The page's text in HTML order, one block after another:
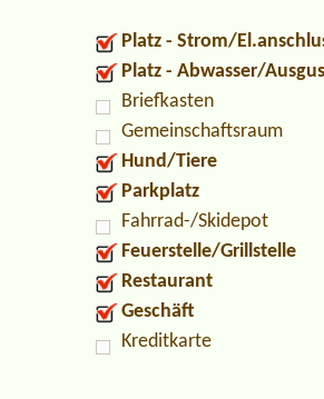
Platz - Strom/
Platz - Abwasser/
Briefkasten
Gemeinschaftsraum
Hund/Tiere
Parkplatz
Fahrrad-/Skidepot
Feuerstelle/Grillstelle
Restaurant
Geschäft
Kreditkarte